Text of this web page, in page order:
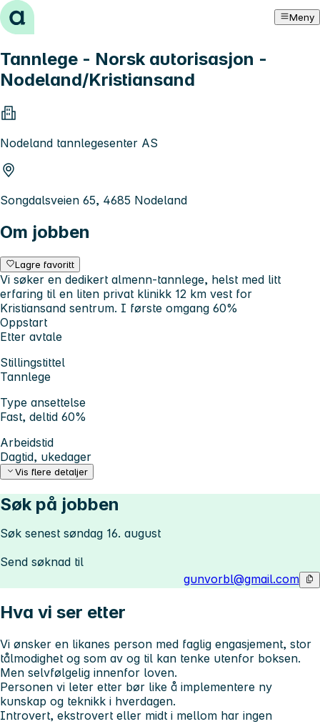
Hopp til innhold Meny
Tannlege - Norsk autorisasjon -
Nodeland/Kristiansand
Nodeland tannlegesenter AS
Songdalsveien 65, 4685 Nodeland
Om jobben
Lagre favoritt
Vi søker en dedikert almenn-tannlege, helst med litt
erfaring til en liten privat klinikk 12 km vest for
Kristiansand sentrum. I første omgang 60%
Oppstart
Etter avtale
Stillingstittel
Tannlege
Type ansettelse
Fast, deltid 60%
Arbeidstid
Dagtid, ukedager
Vis flere detaljer
Søk på jobben
Søk senest søndag 16. august
Send søknad til
gunvorbl@gmail.com
Hva vi ser etter
Vi ønsker en likanes person med faglig engasjement, stor
tålmodighet og som av og til kan tenke utenfor boksen.
Men selvfølgelig innenfor loven.
Personen vi leter etter bør like å implementere ny
kunskap og teknikk i hverdagen.
Introvert, ekstrovert eller midt i mellom har ingen